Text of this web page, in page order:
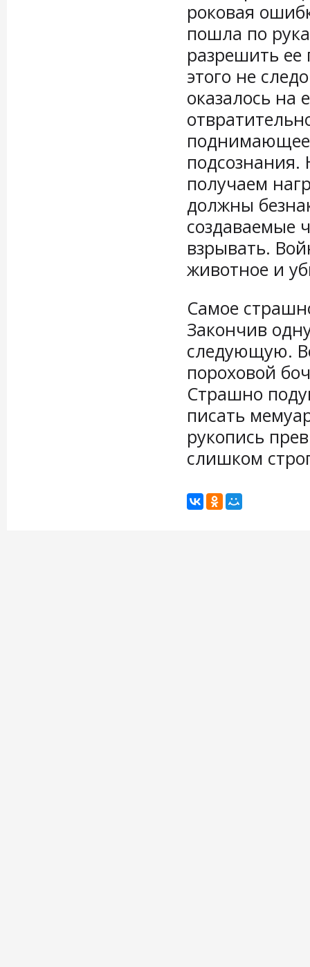
роковая
пошла по
разрешить
этого не
оказалось на
поднимающее
подсознания.
получаем
должны
создаваемые
взрывать.
животное
Самое
Закончив
следующую.
пороховой
Страшно
писать
рукопись
слишком